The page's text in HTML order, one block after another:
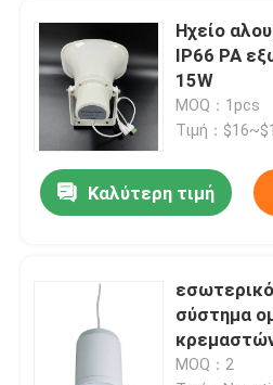
Ηχείο
IP66 PA
15W
MOQ：1pcs
Τιμή：
Καλύτερη τιμή
σύστημα
20W
MOQ：2